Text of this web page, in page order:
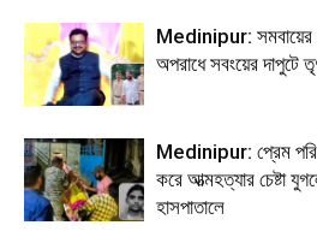
Medinipur: সমবায়ের
অপরাধে সবংয়ের দাপুটে
Medinipur: প্রেম
করে আত্মহত্যার চেষ্টা
হাসপাতালে